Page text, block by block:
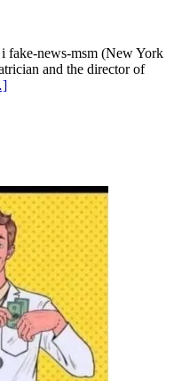
fake-news-msm (New York
and the director of